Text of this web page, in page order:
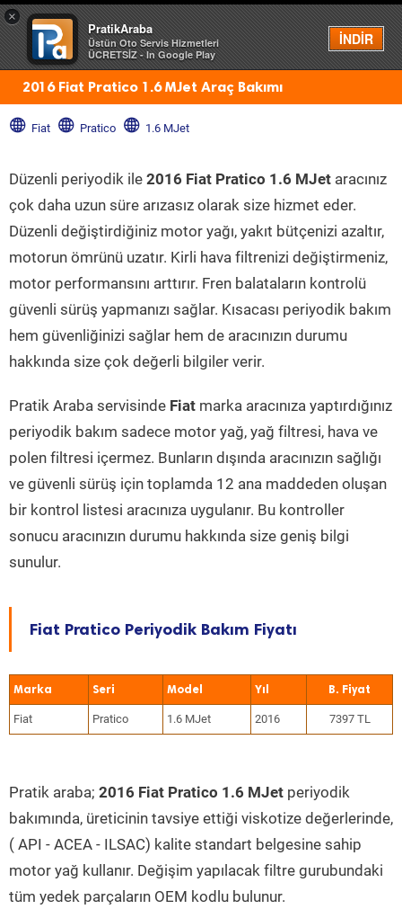
×
PratikAraba
Üstün Oto Servis Hizmetleri
ÜCRETSİZ - In Google Play
İNDİR
Menü
2016 Fiat Pratico 1.6 MJet Araç Bakımı
Fiat Pratico 1.6 MJet
Düzenli periyodik ile 2016 Fiat Pratico 1.6 MJet aracınız
çok daha uzun süre arızasız olarak size hizmet eder.
Düzenli değiştirdiğiniz motor yağı, yakıt bütçenizi azaltır,
motorun ömrünü uzatır. Kirli hava filtrenizi değiştirmeniz,
motor performansını arttırır. Fren balataların kontrolü
güvenli sürüş yapmanızı sağlar. Kısacası periyodik bakım
hem güvenliğinizi sağlar hem de aracınızın durumu
hakkında size çok değerli bilgiler verir.
Pratik Araba servisinde Fiat marka aracınıza yaptırdığınız
periyodik bakım sadece motor yağ, yağ filtresi, hava ve
polen filtresi içermez. Bunların dışında aracınızın sağlığı
ve güvenli sürüş için toplamda 12 ana maddeden oluşan
bir kontrol listesi aracınıza uygulanır. Bu kontroller
sonucu aracınızın durumu hakkında size geniş bilgi
sunulur.
Fiat Pratico Periyodik Bakım Fiyatı
Marka Seri Model Yıl
Fiat Pratico 1.6 MJet 2016 7397 TL
Pratik araba; 2016 Fiat Pratico 1.6 MJet periyodik
bakımında, üreticinin tavsiye ettiği viskotize değerlerinde,
( API - ACEA - ILSAC) kalite standart belgesine sahip
motor yağ kullanır. Değişim yapılacak filtre gurubundaki
tüm yedek parçaların OEM kodlu bulunur.